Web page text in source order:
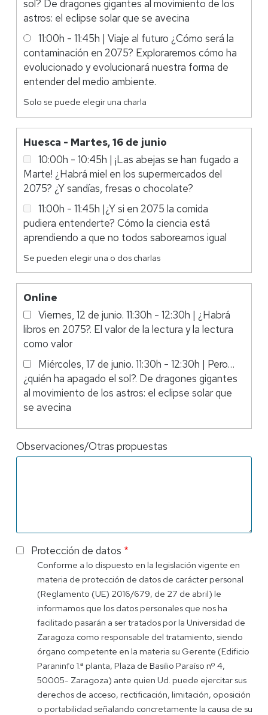
sol? De dragones gigantes al movimiento de los
astros: el eclipse solar que se avecina
11:00h - 11:45h | Viaje al futuro ¿Cómo será la
contaminación en 2075? Exploraremos cómo ha
evolucionado y evolucionará nuestra forma de
entender del medio ambiente.
Solo se puede elegir una charla
de
Huesca
Huesca - Martes, 16 de junio
10:00h - 10:45h | ¡Las abejas se han fugado a
Marte! ¿Habrá miel en los supermercados del
2075? ¿Y sandías, fresas o chocolate?
11:00h - 11:45h |¿Y si en 2075 la comida
pudiera entenderte? Cómo la ciencia está
aprendiendo a que no todos saboreamos igual
Se pueden elegir una o dos charlas
Charlas
Online
Online
Viernes, 12 de junio. 11:30h - 12:30h | ¿Habrá
libros en 2075?. El valor de la lectura y la lectura
como valor
Miércoles, 17 de junio. 11:30h - 12:30h | Pero…
¿quién ha apagado el sol?. De dragones gigantes
al movimiento de los astros: el eclipse solar que
se avecina
Observaciones/Otras propuestas
Protección de datos
Conforme a lo dispuesto en la legislación vigente en
materia de protección de datos de carácter personal
(Reglamento (UE) 2016/679, de 27 de abril) le
informamos que los datos personales que nos ha
facilitado pasarán a ser tratados por la Universidad de
Zaragoza como responsable del tratamiento, siendo
órgano competente en la materia su Gerente (Edificio
Paraninfo 1.ª planta, Plaza de Basilio Paraíso nº 4,
50005- Zaragoza) ante quien Ud. puede ejercitar sus
derechos de acceso, rectificación, limitación, oposición
o portabilidad señalando concretamente la causa de su